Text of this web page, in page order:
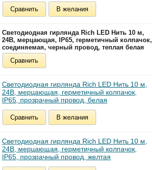
Сравнить В желания
Светодиодная гирлянда Rich LED Нить 10 м,
24В, мерцающая, IP65, герметичный колпачок,
соединяемая, черный провод, теплая белая
Сравнить
Светодиодная гирлянда Rich LED Нить 10 м,
24В, мерцающая, герметичный колпачок,
IP65, прозрачный провод, белая
Сравнить В желания
Светодиодная гирлянда Rich LED Нить 10 м,
24В, мерцающая, герметичный колпачок,
IP65, прозрачный провод, желтая